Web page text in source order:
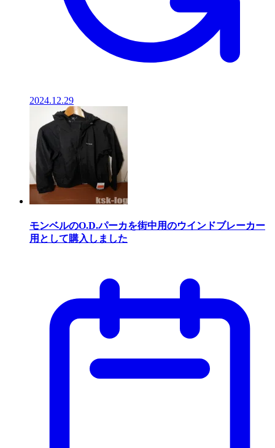
2024.12.29
モンベルのO.D.パーカを街中用のウインドブレーカー
用として購入しました